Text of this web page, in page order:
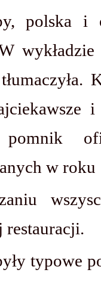
polska i
pomnik
w roku
restauracji.
typowe